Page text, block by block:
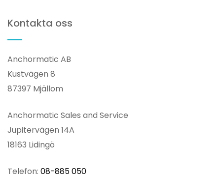
Kontakta oss
Anchormatic AB
Kustvägen 8
87397 Mjällom
Anchormatic Sales and Service
Jupitervägen 14A
18163 Lidingö
Telefon: 08-885 050